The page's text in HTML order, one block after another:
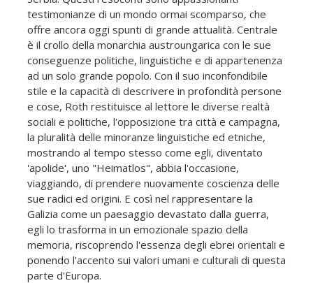
testimonianze di un mondo ormai scomparso, che
offre ancora oggi spunti di grande attualità. Centrale
è il crollo della monarchia austroungarica con le sue
conseguenze politiche, linguistiche e di appartenenza
ad un solo grande popolo. Con il suo inconfondibile
stile e la capacità di descrivere in profondità persone
e cose, Roth restituisce al lettore le diverse realtà
sociali e politiche, l'opposizione tra città e campagna,
la pluralità delle minoranze linguistiche ed etniche,
mostrando al tempo stesso come egli, diventato
'apolide', uno "Heimatlos", abbia l'occasione,
viaggiando, di prendere nuovamente coscienza delle
sue radici ed origini. E così nel rappresentare la
Galizia come un paesaggio devastato dalla guerra,
egli lo trasforma in un emozionale spazio della
memoria, riscoprendo l'essenza degli ebrei orientali e
ponendo l'accento sui valori umani e culturali di questa
parte d'Europa.